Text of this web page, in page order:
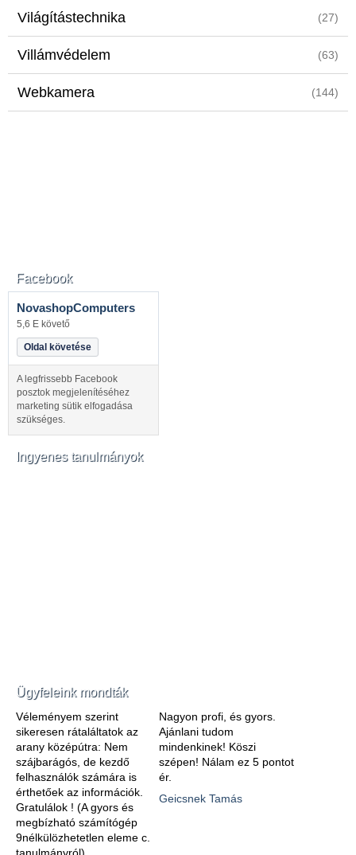
Világítástechnika (27)
Villámvédelem (63)
Webkamera (144)
Facebook
NovashopComputers
5,6 E követő
Oldal követése
A legfrissebb Facebook
posztok megjelenítéséhez
marketing sütik elfogadása
szükséges.
Ingyenes tanulmányok
Ügyfeleink mondták
Véleményem szerint
sikeresen rátaláltatok az
arany középútra: Nem
szájbarágós, de kezdő
felhasználók számára is
érthetőek az információk.
Gratulálok ! (A gyors és
megbízható számítógép
9nélkülözhetetlen eleme c.
Nagyon profi, és gyors.
Ajánlani tudom
mindenkinek! Köszi
szépen! Nálam ez 5 pontot
ér.
Geicsnek Tamás